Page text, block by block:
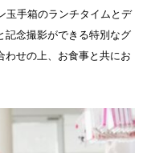
玉手箱のランチタイムとデ
記念撮影ができる特別なグ
わせの上、お食事と共にお